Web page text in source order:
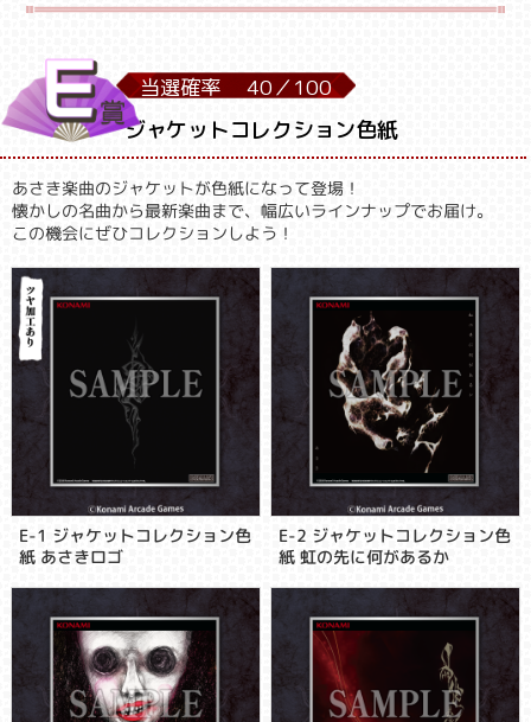
当選確率 40／100
ジャケットコレクション色紙
あさき楽曲のジャケットが色紙になって登場！
懐かしの名曲から最新楽曲まで、幅広いラインナップでお届け。
この機会にぜひコレクションしよう！
E-1 ジャケットコレクション色
紙 あさきロゴ
E-2 ジャケットコレクション色
紙 虹の先に何があるか